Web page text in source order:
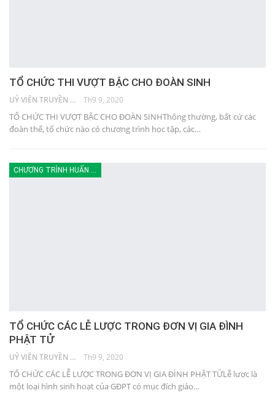
TỔ CHỨC THI VƯỢT BẬC CHO ĐOÀN SINH
UỶ VIÊN TRUYỀN THÔNG Th9 9, 2020
TỔ CHỨC THI VƯỢT BẬC CHO ĐOÀN SINHThông thường, bất cứ các
đoàn thể, tổ chức nào có chương trình học tập, các…
TỔ CHỨC CÁC LỄ LƯỢC TRONG ĐƠN VỊ GIA ĐÌNH
PHẬT TỬ
UỶ VIÊN TRUYỀN THÔNG Th9 9, 2020
TỔ CHỨC CÁC LỄ LƯỢC TRONG ĐƠN VỊ GIA ĐÌNH PHẬT TỬLễ lược là
một loại hình sinh hoạt của GĐPT có mục đích giáo…